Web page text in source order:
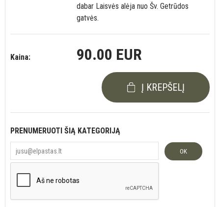
dabar Laisvės alėja nuo Šv. Getrūdos
gatvės.
Kaina: 90.00 EUR
Į KREPŠELĮ
PRENUMERUOTI ŠIĄ KATEGORIJĄ
OK